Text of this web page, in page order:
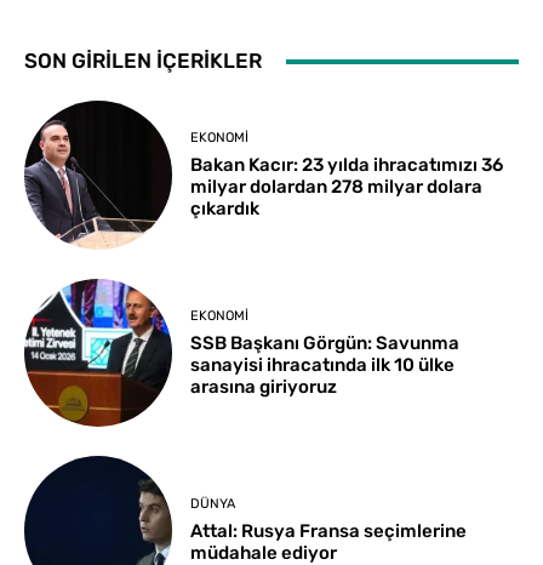
SON GİRİLEN İÇERİKLER
EKONOMI
Bakan Kacır: 23 yılda ihracatımızı 36
milyar dolardan 278 milyar dolara
çıkardık
EKONOMI
SSB Başkanı Görgün: Savunma
sanayisi ihracatında ilk 10 ülke
arasına giriyoruz
DÜNYA
Attal: Rusya Fransa seçimlerine
müdahale ediyor